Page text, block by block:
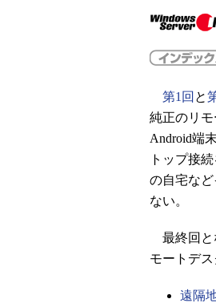
第1回 と
純正のリ
Android端
トップ接
の自宅な
ない。
最終回と
モートデ
遠隔